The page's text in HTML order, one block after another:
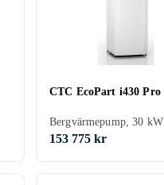
CTC EcoPart i430 Pro
Bergvärmepump, 30 kW
153 775 kr